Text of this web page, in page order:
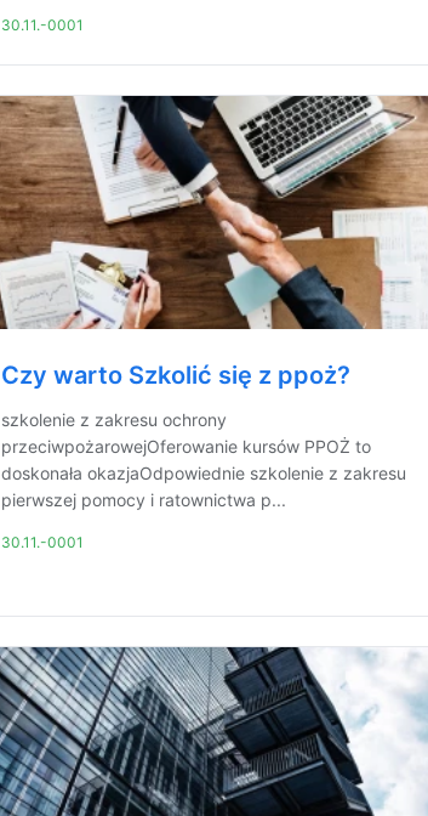
30.11.-0001
Czy warto Szkolić się z ppoż?
szkolenie z zakresu ochrony
przeciwpożarowejOferowanie kursów PPOŻ to
doskonała okazjaOdpowiednie szkolenie z zakresu
pierwszej pomocy i ratownictwa p...
30.11.-0001